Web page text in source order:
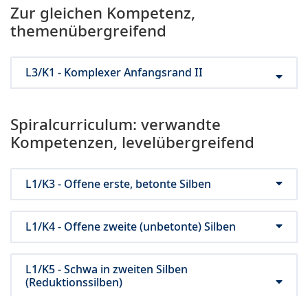
Zur gleichen Kompetenz,
themenübergreifend
L3/K1 - Komplexer Anfangsrand II
Spiralcurriculum: verwandte
Kompetenzen, levelübergreifend
L1/K3 - Offene erste, betonte Silben
L1/K4 - Offene zweite (unbetonte) Silben
L1/K5 - Schwa in zweiten Silben
(Reduktionssilben)